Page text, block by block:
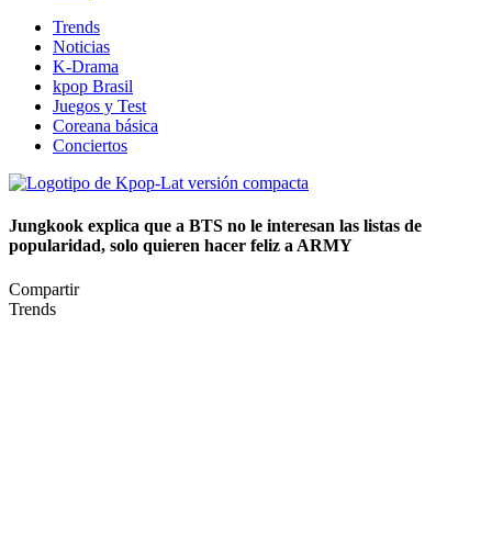
Trends
Noticias
K-Drama
kpop Brasil
Juegos y Test
Coreana básica
Conciertos
Jungkook explica que a BTS no le interesan las listas de
popularidad, solo quieren hacer feliz a ARMY
Compartir
Trends